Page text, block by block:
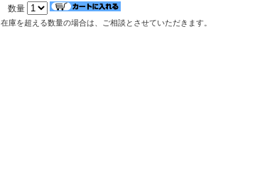
数量
在庫を超える数量の場合は、ご相談とさせていただきます。